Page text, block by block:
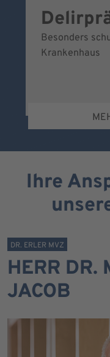
Besonders
Krankenhaus
Ihre
DR. ERLER MVZ
HERR DR.
JACOB